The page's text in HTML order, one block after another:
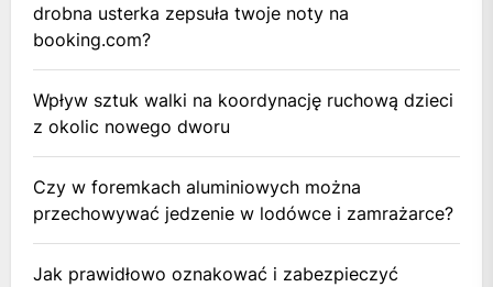
drobna usterka zepsuła twoje noty na
booking.com?
Wpływ sztuk walki na koordynację ruchową dzieci
z okolic nowego dworu
Czy w foremkach aluminiowych można
przechowywać jedzenie w lodówce i zamrażarce?
Jak prawidłowo oznakować i zabezpieczyć